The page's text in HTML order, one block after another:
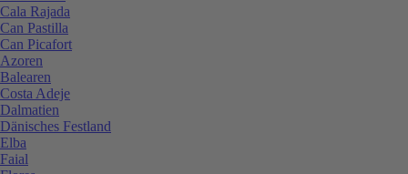
Cala Rajada
Can Pastilla
Can Picafort
Azoren
Balearen
Costa Adeje
Dalmatien
Dänisches Festland
Elba
Faial